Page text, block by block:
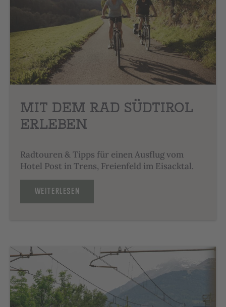
MIT DEM RAD SÜDTIROL
ERLEBEN
Radtouren & Tipps für einen Ausflug vom
Hotel Post in Trens, Freienfeld im Eisacktal.
WEITERLESEN